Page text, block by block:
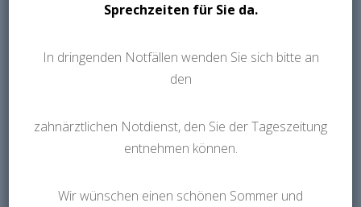
UNSERE LEISTUNGEN
Sprechzeiten für Sie da.
In dringenden Notfällen wenden Sie sich bitte an
den
zahnärztlichen Notdienst, den Sie der Tageszeitung
entnehmen können.
Wir wünschen einen schönen Sommer und